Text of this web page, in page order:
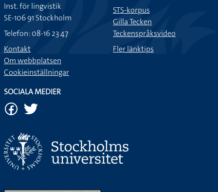
Jag har väldigt svårt att vakna och att kliva upp på
måndagsmorgnar.
Inst. för lingvistik
SE-106 91 Stockholm
Telefon: 08-16 23 47
Kontakt
Om webbplatsen
Cookieinställningar
STS-korpus
Gilla Tecken
Teckenspråksvideo
Fler länktips
SOCIALA MEDIER